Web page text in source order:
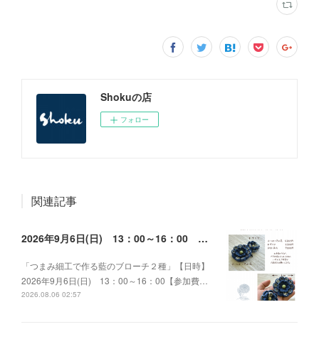
Shokuの店
フォロー
関連記事
2026年9月6日(日) 13：00～16：00 つまみ細工で作る藍のブローチ２種
「つまみ細工で作る藍のブローチ２種」【日時】
2026年9月6日(日) 13：00～16：00【参加費…
2026.08.06 02:57